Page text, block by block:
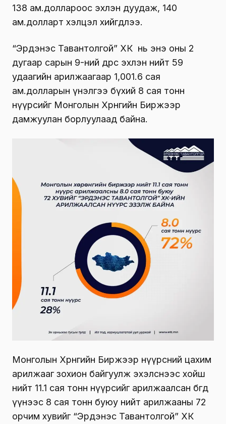
138 ам.доллароос эхлэн дуудаж, 140
ам.долларт хэлцэл хийгдлээ.
“Эрдэнэс Тавантолгой” ХК нь энэ оны 2
дугаар сарын 9-ний өдрөөс эхлэн нийт 59
удаагийн арилжаагаар 1,001.6 сая
ам.долларын үнэлгээ бүхий 8 сая тонн
нүүрсийг Монголын Хөрөнгийн Биржээр
дамжуулан борлуулаад байна.
Монголын Хөрөнгийн Биржээр нүүрсний цахим
арилжааг зохион байгуулж эхэлснээс хойш
нийт 11.1 сая тонн нүүрсийг арилжаалсан бөгөөд
үүнээс 8 сая тонн буюу нийт арилжааны 72
орчим хувийг “Эрдэнэс Тавантолгой” ХК